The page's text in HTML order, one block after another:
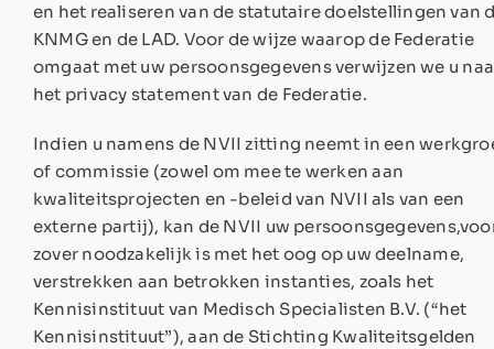
en het realiseren van de statutaire doelstellingen van
KNMG en de LAD. Voor de wijze waarop de Federatie
omgaat met uw persoonsgegevens verwijzen we u
het privacy statement van de Federatie.
Indien u namens de NVII zitting neemt in een
of commissie (zowel om mee te werken aan
kwaliteitsprojecten en -beleid van NVII als van een
externe partij), kan de NVII uw
zover noodzakelijk is met het oog op uw deelname,
verstrekken aan betrokken instanties, zoals het
Kennisinstituut van Medisch Specialisten B.V. (“het
Kennisinstituut”), aan de Stichting Kwaliteitsgelden